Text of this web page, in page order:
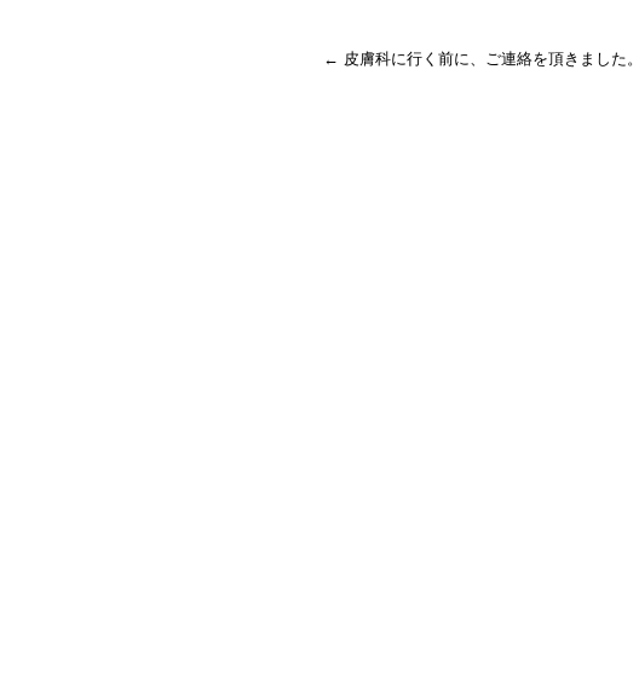
← 皮膚科に行く前に、ご連絡を頂きました。